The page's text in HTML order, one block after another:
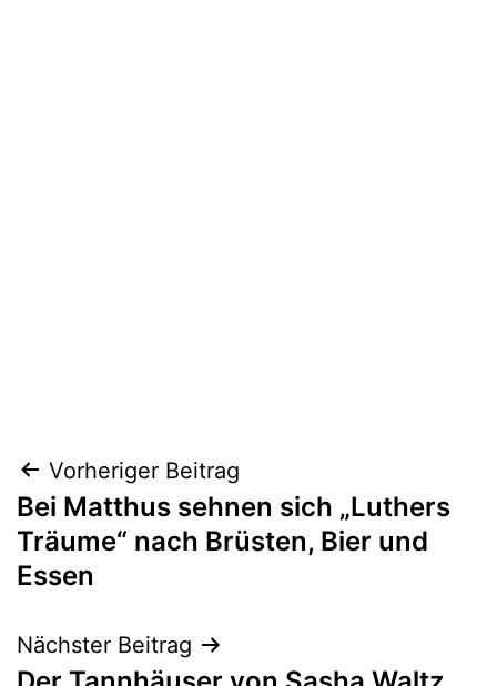
Beitragsnavigation
Vorheriger Beitrag
Bei Matthus sehnen sich „Luthers
Träume“ nach Brüsten, Bier und
Essen
Nächster Beitrag